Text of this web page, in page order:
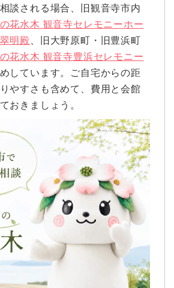
談される場合、旧観音寺市内
花水木 観音寺セレモニーホー
明殿 、旧大野原町・旧豊浜町
花水木 観音寺豊浜セレモニー
しています。ご自宅からの距
やすさも含めて、費用と会館
おきましょう。